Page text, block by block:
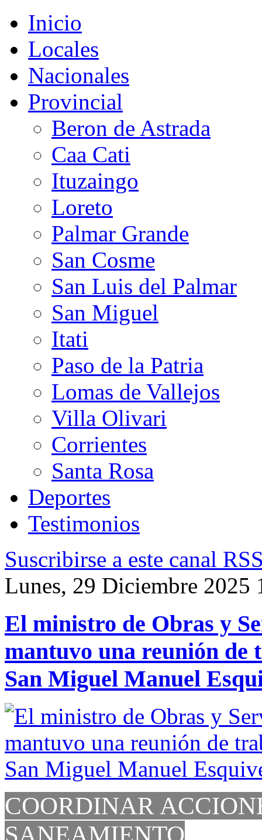
Inicio
Locales
Nacionales
Provincial
Beron de Astrada
Caa Cati
Ituzaingo
Loreto
Palmar Grande
San Cosme
San Luis del Palmar
San Miguel
Itati
Paso de la Patria
Lomas de Vallejos
Villa Olivari
Corrientes
Santa Rosa
Deportes
Testimonios
Suscribirse a este canal
Lunes, 29 Diciembre 2025
El ministro de Obras y
mantuvo una reunión de
San Miguel Manuel
COORDINAR